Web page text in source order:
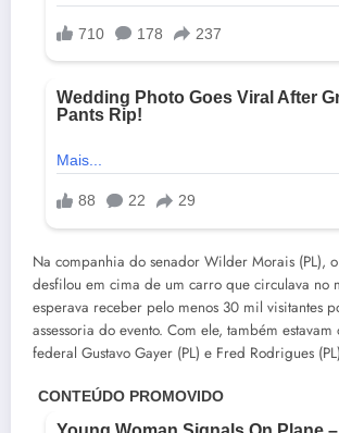
Na companhia do senador Wilder Morais (PL),
desfilou em cima de um carro que circulava no
esperava receber pelo menos 30 mil visitantes
assessoria do evento. Com ele, também
federal Gustavo Gayer (PL) e Fred Rodrigues (PL)